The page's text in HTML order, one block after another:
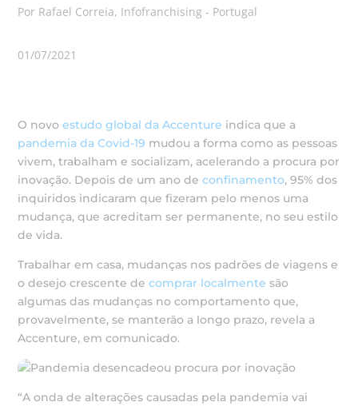
Por Rafael Correia, Infofranchising - Portugal
01/07/2021
O novoestudo global da Accenture indica que a
pandemia da Covid-19 mudou a forma como as pessoas
vivem, trabalham e socializam, acelerando a procura por
inovação. Depois de um ano deconfinamento, 95% dos
inquiridos indicaram que fizeram pelo menos uma
mudança, que acreditam ser permanente, no seu estilo
de vida.
Trabalhar em casa, mudanças nos padrões de viagens e
o desejo crescente decomprar localmente são
algumas das mudanças no comportamento que,
provavelmente, se manterão a longo prazo, revela a
Accenture, em comunicado.
“A onda de alterações causadas pela pandemia vai